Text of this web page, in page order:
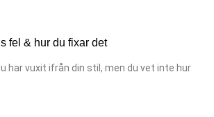
fel & hur du fixar det
har vuxit ifrån din stil, men du vet inte hur